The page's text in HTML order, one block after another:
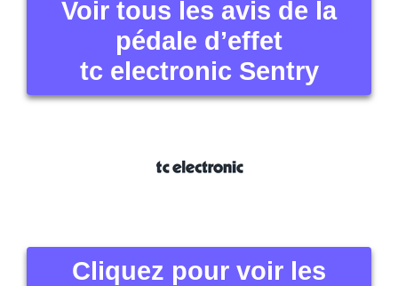
Voir tous les avis de la
pédale d’effet
tc electronic Sentry
Cliquez pour voir les